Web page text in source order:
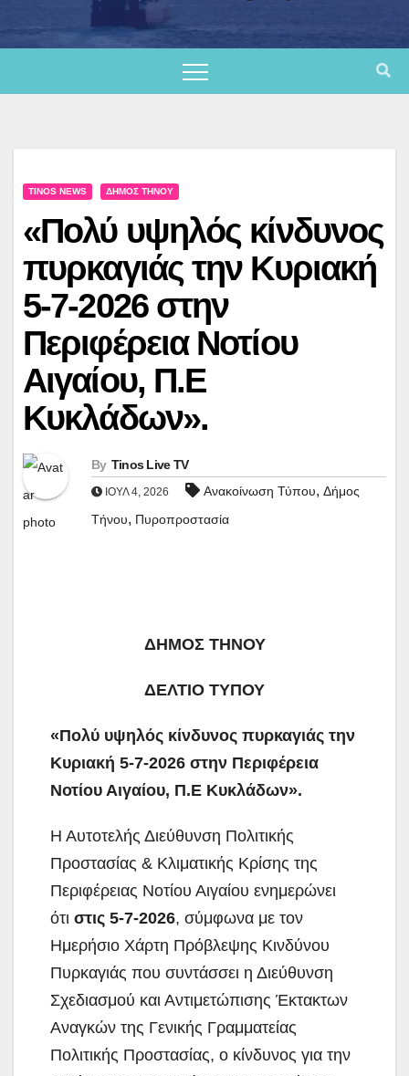
TINOS NEWS ΔΉΜΟΣ ΤΉΝΟΥ
«Πολύ υψηλός κίνδυνος
πυρκαγιάς την Κυριακή
5-7-2026 στην
Περιφέρεια Νοτίου
Αιγαίου, Π.Ε
Κυκλάδων».
By Tinos Live TV
ΙΟΎΛ 4, 2026 Ανακοίνωση Τύπου, Δήμος
Τήνου, Πυροπροστασία
ΔΗΜΟΣ ΤΗΝΟΥ
ΔΕΛΤΙΟ ΤΥΠΟΥ
«Πολύ υψηλός κίνδυνος πυρκαγιάς την
Κυριακή 5-7-2026 στην Περιφέρεια
Νοτίου Αιγαίου, Π.Ε Κυκλάδων».
Η Αυτοτελής Διεύθυνση Πολιτικής
Προστασίας & Κλιματικής Κρίσης της
Περιφέρειας Νοτίου Αιγαίου ενημερώνει
ότι στις 5-7-2026, σύμφωνα με τον
Ημερήσιο Χάρτη Πρόβλεψης Κινδύνου
Πυρκαγιάς που συντάσσει η Διεύθυνση
Σχεδιασμού και Αντιμετώπισης Έκτακτων
Αναγκών της Γενικής Γραμματείας
Πολιτικής Προστασίας, ο κίνδυνος για την